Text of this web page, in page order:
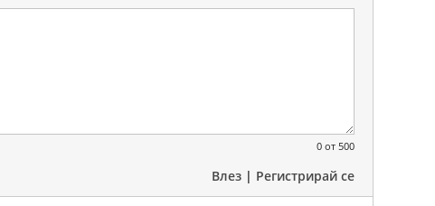
0 от 500
Влез | Регистрирай се